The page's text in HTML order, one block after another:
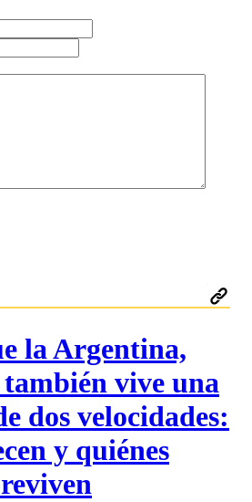
la Argentina,
vive una
dos velocidades:
y quiénes